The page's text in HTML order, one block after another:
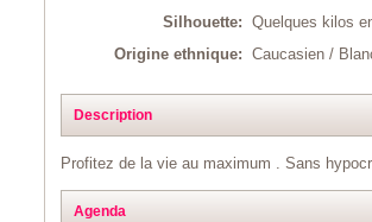
Silhouette:
Quelques kilos
Origine ethnique:
Caucasien /
Description
Profitez de la vie au maximum . Sans
Agenda